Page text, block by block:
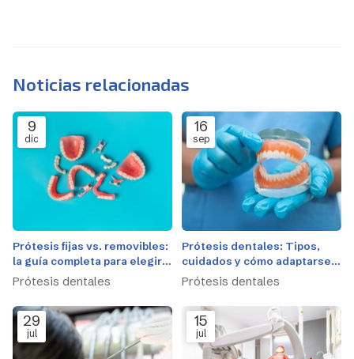
Noticias relacionadas
9
dic
Prótesis fijas vs. removibles:
la guía completa para elegir
la mejor opción
Prótesis dentales
16
sep
Prótesis dentales: Tipos,
cuidados y cómo adaptarse a
ellas
Prótesis dentales
29
jul
15
jul